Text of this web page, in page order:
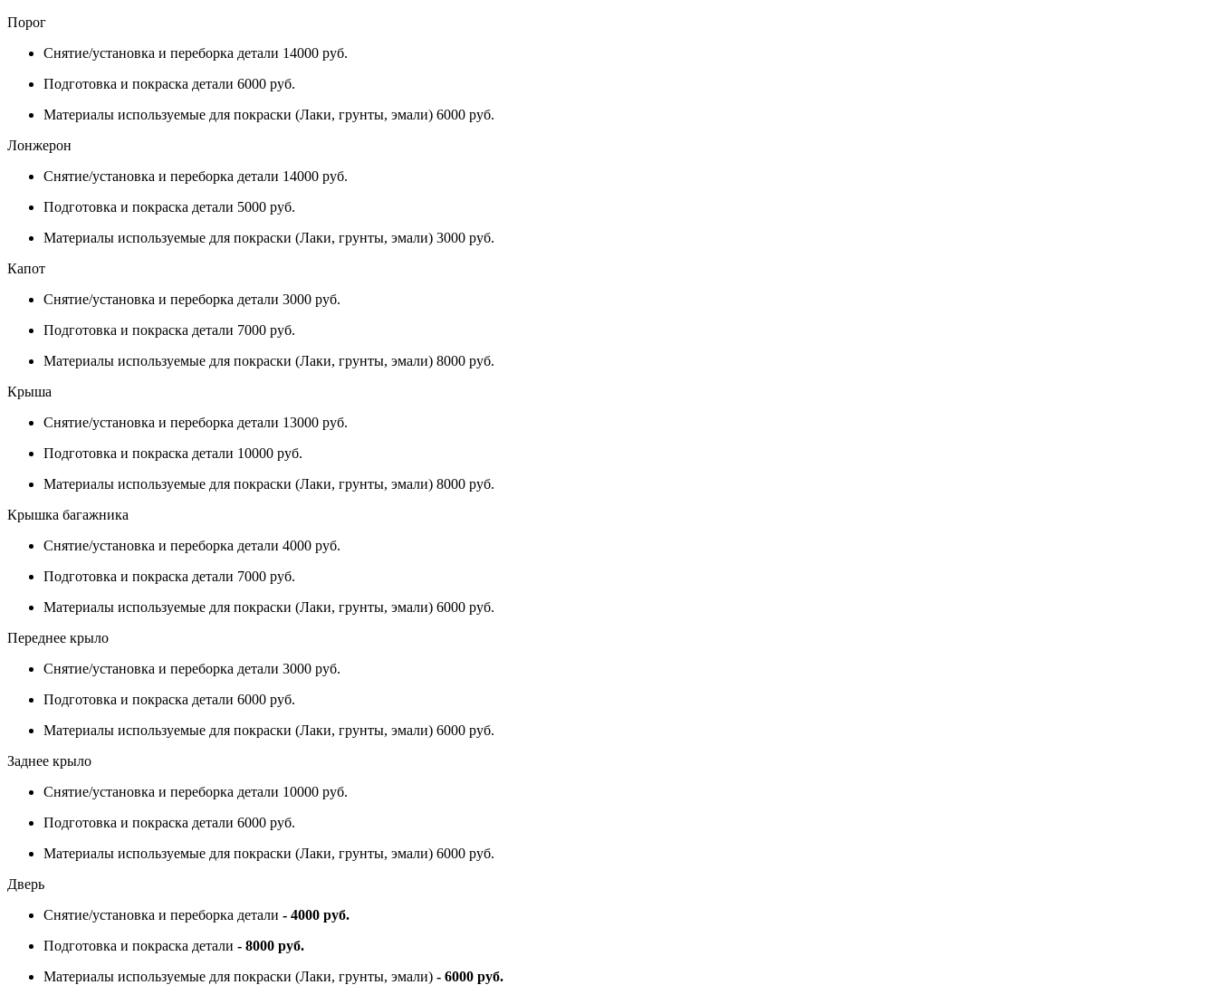
Порог
Снятие/установка и переборка детали 14000 руб.
Подготовка и покраска детали 6000 руб.
Материалы используемые для покраски (Лаки, грунты, эмали) 6000 руб.
Лонжерон
Снятие/установка и переборка детали 14000 руб.
Подготовка и покраска детали 5000 руб.
Материалы используемые для покраски (Лаки, грунты, эмали) 3000 руб.
Капот
Снятие/установка и переборка детали 3000 руб.
Подготовка и покраска детали 7000 руб.
Материалы используемые для покраски (Лаки, грунты, эмали) 8000 руб.
Крыша
Снятие/установка и переборка детали 13000 руб.
Подготовка и покраска детали 10000 руб.
Материалы используемые для покраски (Лаки, грунты, эмали) 8000 руб.
Крышка багажника
Снятие/установка и переборка детали 4000 руб.
Подготовка и покраска детали 7000 руб.
Материалы используемые для покраски (Лаки, грунты, эмали) 6000 руб.
Переднее крыло
Снятие/установка и переборка детали 3000 руб.
Подготовка и покраска детали 6000 руб.
Материалы используемые для покраски (Лаки, грунты, эмали) 6000 руб.
Заднее крыло
Снятие/установка и переборка детали 10000 руб.
Подготовка и покраска детали 6000 руб.
Материалы используемые для покраски (Лаки, грунты, эмали) 6000 руб.
Дверь
Снятие/установка и переборка детали - 4000 руб.
Подготовка и покраска детали - 8000 руб.
Материалы используемые для покраски (Лаки, грунты, эмали) - 6000 руб.